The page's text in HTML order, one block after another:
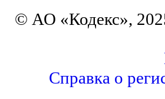
© АО «Кодекс»,
Справка о